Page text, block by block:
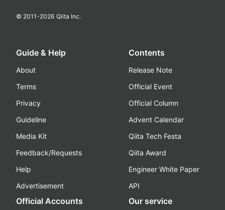
© 2011-2026 Qiita Inc.
Guide & Help
About
Terms
Privacy
Guideline
Media Kit
Feedback/Requests
Help
Advertisement
Contents
Release Note
Official Event
Official Column
Advent Calendar
Qiita Tech Festa
Qiita Award
Engineer White Paper
API
Official Accounts Our service